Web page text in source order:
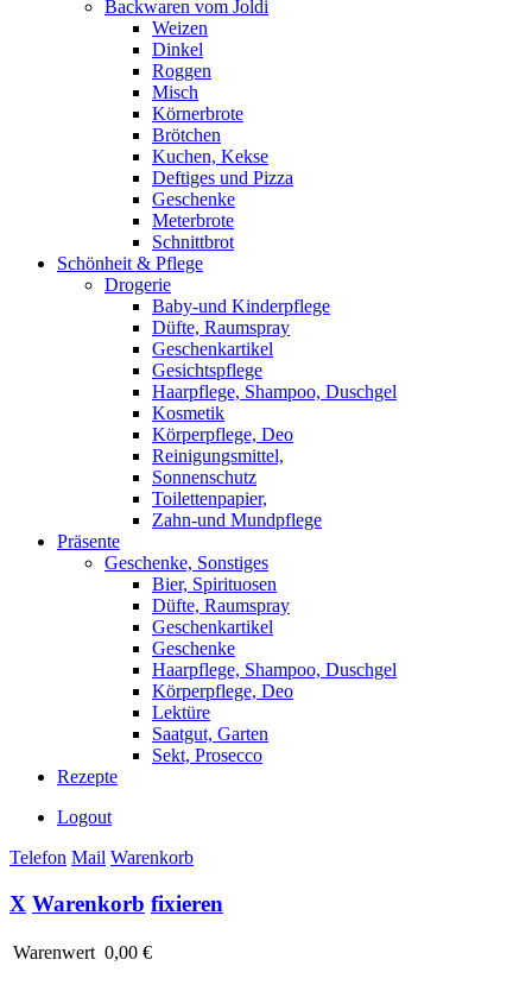
Backwaren vom Joldi
Weizen
Dinkel
Roggen
Misch
Körnerbrote
Brötchen
Kuchen, Kekse
Deftiges und Pizza
Geschenke
Meterbrote
Schnittbrot
Schönheit & Pflege
Drogerie
Baby-und Kinderpflege
Düfte, Raumspray
Geschenkartikel
Gesichtspflege
Haarpflege, Shampoo, Duschgel
Kosmetik
Körperpflege, Deo
Reinigungsmittel,
Sonnenschutz
Toilettenpapier,
Zahn-und Mundpflege
Präsente
Geschenke, Sonstiges
Bier, Spirituosen
Düfte, Raumspray
Geschenkartikel
Geschenke
Haarpflege, Shampoo, Duschgel
Körperpflege, Deo
Lektüre
Saatgut, Garten
Sekt, Prosecco
Rezepte
Logout
Telefon Mail Warenkorb
X Warenkorb fixieren
Warenwert 0,00 €